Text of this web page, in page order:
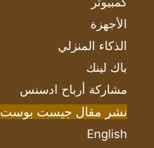
الأجهزة
الذكاء المنزلي
باك لينك
مشاركة أرباح ادسنس
نشر مقال جيست بوست
English